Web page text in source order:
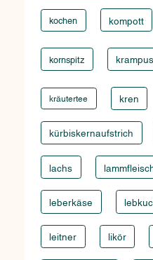
kochen kompott
kornspitz krampus
kräutertee kren
kürbiskernaufstrich
lachs
leberkäse
leitner likör